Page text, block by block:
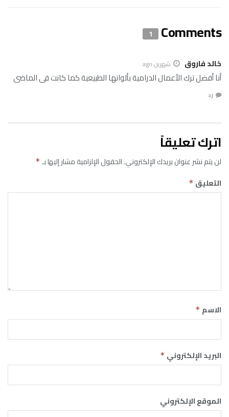
Comments
1
خالد فاروق شهرين ago
أنا أفضل ترك الأعمال الدرامية بألوانها الطبيعية كما كانت فى الماضى
رد
اترك تعليقاً
لن يتم نشر عنوان بريدك الإلكتروني.الحقول الإلزامية مشار إليها بـ*
التعليق *
الاسم *
البريد الإلكتروني *
الموقع الإلكتروني